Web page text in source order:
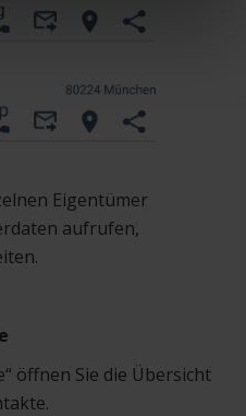
Eigentümer
aufrufen,
öffnen Sie die Übersicht